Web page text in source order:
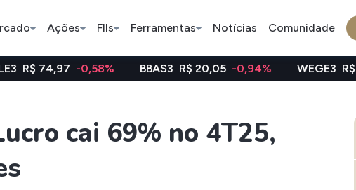
Ações FIIs Ferramentas Notícias Comunidade
0,58% BBAS3 R$ 20,05 -0,94% WEGE3 R$ 48,12 0,23%
cai 69% no 4T25,